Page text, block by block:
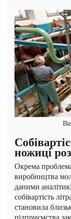
ножиці
Окрема
виробництва
даними
собівартість
становила